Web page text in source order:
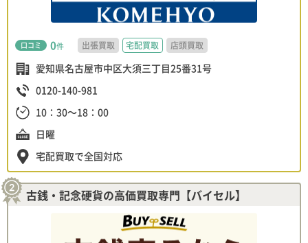
口コミ 0件 出張買取 宅配買取 店頭買取
愛知県名古屋市中区大須三丁目25番31号
0120-140-981
10：30～18：00
日曜
宅配買取で全国対応
古銭・記念硬貨の高価買取専門【バイセル】